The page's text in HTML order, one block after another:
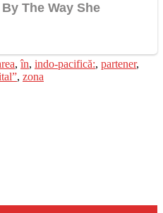
,în, indo-pacifică:, partener,
, zona